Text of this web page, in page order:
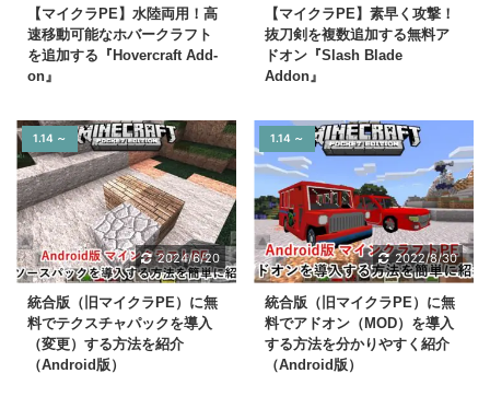
【マイクラPE】水陸両用！高
速移動可能なホバークラフト
を追加する『Hovercraft Add-
on』
【マイクラPE】素早く攻撃！
抜刀剣を複数追加する無料ア
ドオン『Slash Blade
Addon』
1.14 ～
2024/6/20
統合版（旧マイクラPE）に無
料でテクスチャパックを導入
（変更）する方法を紹介
（Android版）
1.14 ～
2022/8/30
統合版（旧マイクラPE）に無
料でアドオン（MOD）を導入
する方法を分かりやすく紹介
（Android版）